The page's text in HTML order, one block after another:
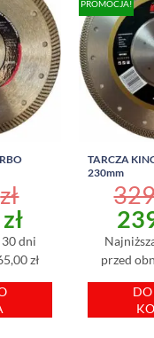
zł
złAktualna
cena
wynosi:
190,00 zł.
30 dni
zł
PROMOCJA!
TARCZA
230mm
przed